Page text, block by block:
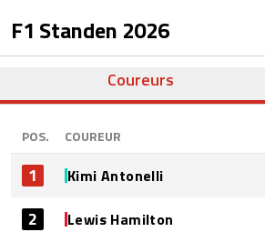
F1 Standen 2026
Coureurs
POS. COUREUR
1 Kimi Antonelli
2 Lewis Hamilton